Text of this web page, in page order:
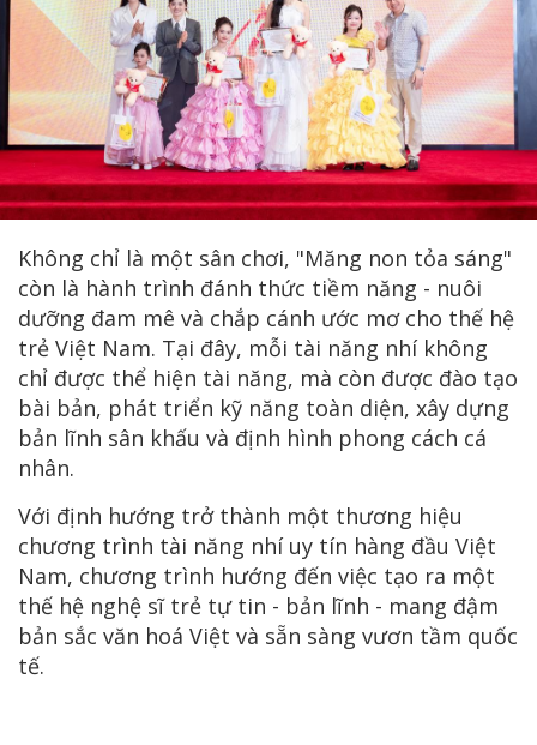
Không chỉ là một sân chơi, "Măng non tỏa sáng"
còn là hành trình đánh thức tiềm năng - nuôi
dưỡng đam mê và chắp cánh ước mơ cho thế hệ
trẻ Việt Nam. Tại đây, mỗi tài năng nhí không
chỉ được thể hiện tài năng, mà còn được đào tạo
bài bản, phát triển kỹ năng toàn diện, xây dựng
bản lĩnh sân khấu và định hình phong cách cá
nhân.
Với định hướng trở thành một thương hiệu
chương trình tài năng nhí uy tín hàng đầu Việt
Nam, chương trình hướng đến việc tạo ra một
thế hệ nghệ sĩ trẻ tự tin - bản lĩnh - mang đậm
bản sắc văn hoá Việt và sẵn sàng vươn tầm quốc
tế.